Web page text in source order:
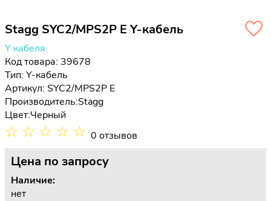
Stagg SYC2/MPS2P E Y-кабель
Y кабеля
Код товара: 39678
Тип: Y-кабель
Артикул: SYC2/MPS2P E
Производитель:Stagg
Цвет:Черный
☆ ☆ ☆ ☆ ☆ 0 отзывов
Цена по запросу
Наличие:
нет